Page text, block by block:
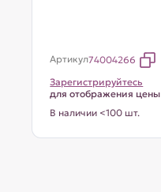
Артикул74004266
Зарегистрируйтесь
для отображения цены
В наличии <100 шт.